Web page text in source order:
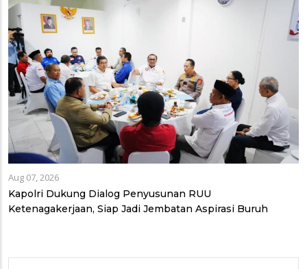
Aug 07, 2026
Kapolri Dukung Dialog Penyusunan RUU
Ketenagakerjaan, Siap Jadi Jembatan Aspirasi Buruh